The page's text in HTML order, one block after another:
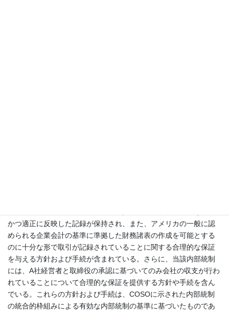
かつ適正に反映した記録が保持され、また、アメリカの一般に認
められる企業会計の基準に準拠した財務諸表の作成を可能とする
のに十分な形で取引が記録されていることに関する合理的な保証
を与える方針および手続が含まれている。さらに、当該内部統制
には、A社経営者と取締役の承認に基づいてのみ会社の収支が行わ
れていることについて合理的な保証を提供する方針や手続を含ん
でいる。これらの方針および手続は、COSOに示された内部統制
の統合的枠組みによる有効な内部統制の基準に基づいたものであ